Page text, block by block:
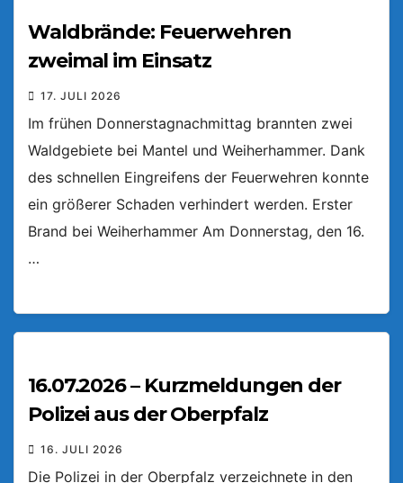
Waldbrände: Feuerwehren
zweimal im Einsatz
17. JULI 2026
Im frühen Donnerstagnachmittag brannten zwei
Waldgebiete bei Mantel und Weiherhammer. Dank
des schnellen Eingreifens der Feuerwehren konnte
ein größerer Schaden verhindert werden. Erster
Brand bei Weiherhammer Am Donnerstag, den 16.
…
16.07.2026 – Kurzmeldungen der
Polizei aus der Oberpfalz
16. JULI 2026
Die Polizei in der Oberpfalz verzeichnete in den